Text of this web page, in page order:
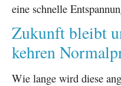
eine schnelle
Zukunft bleibt
kehren
Wie lange wird diese